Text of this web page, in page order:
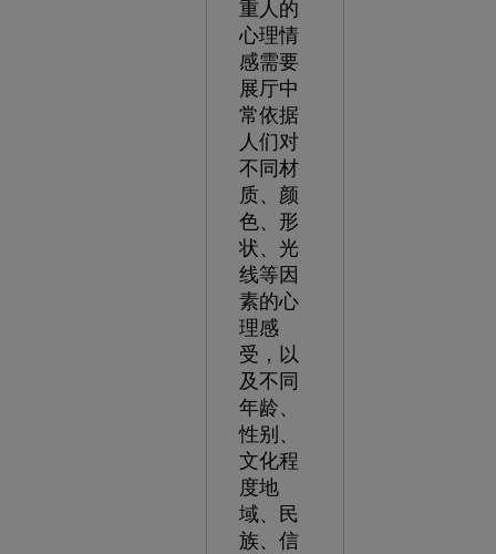
重人的
心理情
感需要
展厅中
常依据
人们对
不同材
质、颜
色、形
状、光
线等因
素的心
理感
受，以
及不同
年龄、
性别、
文化程
度地
域、民
族、信